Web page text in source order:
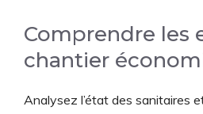
Comprendre les
chantier
Analysez l’état des sanitaires